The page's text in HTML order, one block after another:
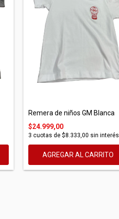
Remera de niños GM Blanca
$24.999,00
3 cuotas de $8.333,00 sin interés
AGREGAR AL CARRITO